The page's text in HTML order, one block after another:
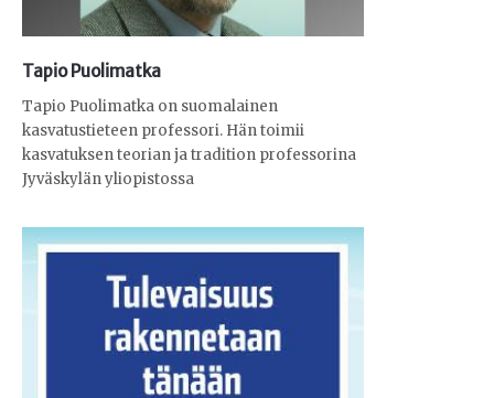
Tapio Puolimatka
Tapio Puolimatka on suomalainen
kasvatustieteen professori. Hän toimii
kasvatuksen teorian ja tradition professorina
Jyväskylän yliopistossa